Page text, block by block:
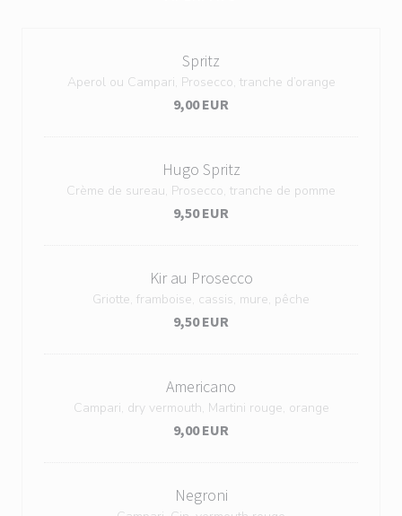
Spritz
Aperol ou Campari, Prosecco, tranche d’orange
9,00 EUR
Hugo Spritz
Crème de sureau, Prosecco, tranche de pomme
9,50 EUR
Kir au Prosecco
Griotte, framboise, cassis, mure, pêche
9,50 EUR
Americano
Campari, dry vermouth, Martini rouge, orange
9,00 EUR
Negroni